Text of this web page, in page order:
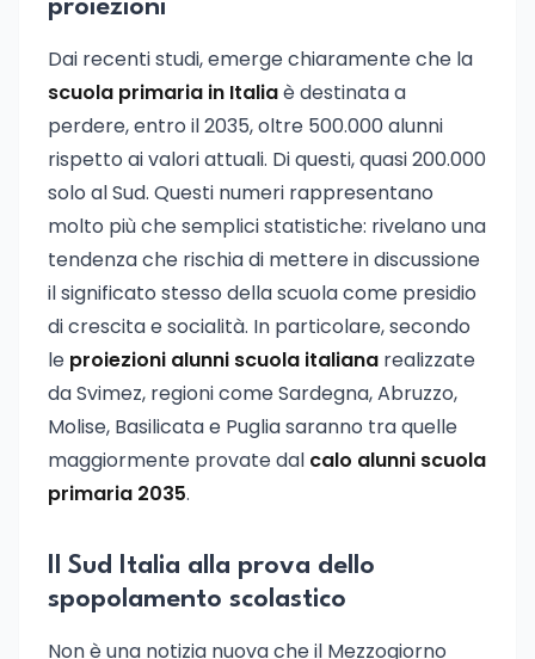
proiezioni
Dai recenti studi, emerge chiaramente che la
scuola primaria in Italiaè destinata a
perdere, entro il 2035, oltre 500.000 alunni
rispetto ai valori attuali. Di questi, quasi 200.000
solo al Sud. Questi numeri rappresentano
molto più che semplici statistiche: rivelano una
tendenza che rischia di mettere in discussione
il significato stesso della scuola come presidio
di crescita e socialità. In particolare, secondo
le proiezioni alunni scuola italiana realizzate
da Svimez, regioni come Sardegna, Abruzzo,
Molise, Basilicata e Puglia saranno tra quelle
maggiormente provate dal calo alunni scuola
primaria 2035.
Il Sud Italia alla prova dello
spopolamento scolastico
Non è una notizia nuova che il Mezzogiorno